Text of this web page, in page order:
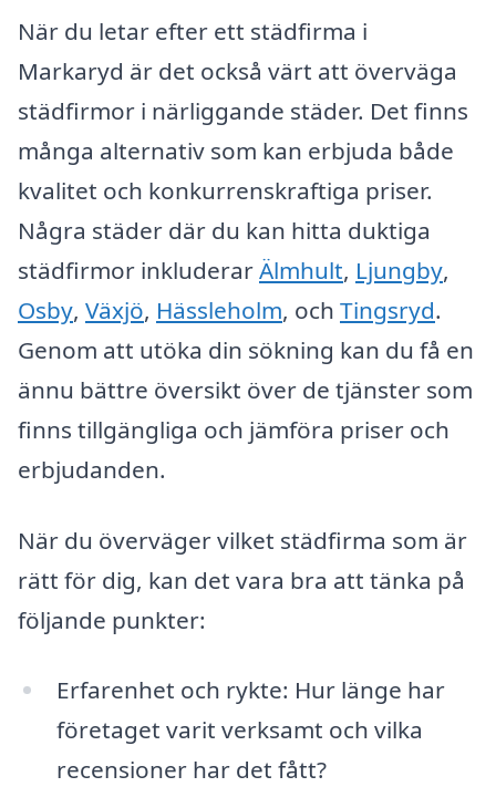
När du letar efter ett städfirma i
Markaryd är det också värt att överväga
städfirmor i närliggande städer. Det finns
många alternativ som kan erbjuda både
kvalitet och konkurrenskraftiga priser.
Några städer där du kan hitta duktiga
städfirmor inkluderarÄlmhult, Ljungby,
Osby, Växjö, Hässleholm, och Tingsryd.
Genom att utöka din sökning kan du få en
ännu bättre översikt över de tjänster som
finns tillgängliga och jämföra priser och
erbjudanden.
När du överväger vilket städfirma som är
rätt för dig, kan det vara bra att tänka på
följande punkter:
Erfarenhet och rykte: Hur länge har
företaget varit verksamt och vilka
recensioner har det fått?